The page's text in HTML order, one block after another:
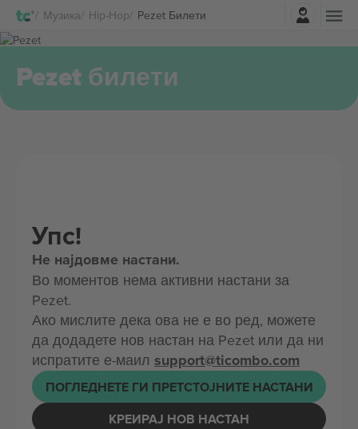
Музика Hip-Hop Pezet БилетиНајави се
Pezet билети
Упс!
Не најдовме настани.
Во моментов нема активни настани за
Pezet.
Ако мислите дека ова не е во ред, можете
да додадете нов настан на Pezet или да ни
испратите е-маил support@ticombo.com
ПОГЛЕДНЕТЕ ГИ ПРЕТСТОЈНИТЕ НАСТАНИ
КРЕИРАЈ НОВ НАСТАН